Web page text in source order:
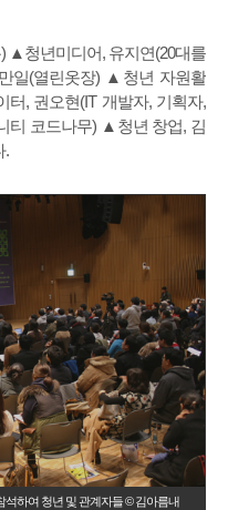
▲청년미디어, 유지연(20대를
일(열린옷장) ▲청년 자원활
, 권오현(IT 개발자, 기획자,
티 코드나무) ▲청년 창업, 김
.
하여 청년 및 관계자들 © 김아름내